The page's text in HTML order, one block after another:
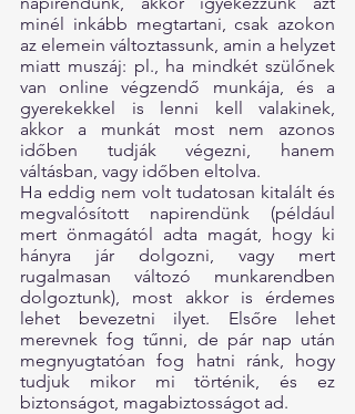
minél inkább megtartani, csak azokon
az elemein változtassunk, amin a helyzet
miatt muszáj: pl., ha mindkét szülőnek
van online végzendő munkája, és a
gyerekekkel is lenni kell valakinek,
akkor a munkát most nem azonos
időben tudják végezni, hanem
váltásban, vagy időben eltolva.
Ha eddig nem volt tudatosan kitalált és
megvalósított napirendünk (például
mert önmagától adta magát, hogy ki
hányra jár dolgozni, vagy mert
rugalmasan változó munkarendben
dolgoztunk), most akkor is érdemes
lehet bevezetni ilyet. Elsőre lehet
merevnek fog tűnni, de pár nap után
megnyugtatóan fog hatni ránk, hogy
tudjuk mikor mi történik, és ez
biztonságot, magabiztosságot ad.